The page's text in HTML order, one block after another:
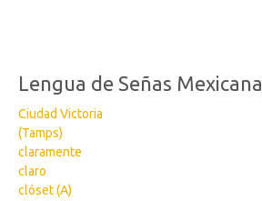
Lengua de Señas Mexicana
Ciudad Victoria
(Tamps)
claramente
claro
clóset (A)